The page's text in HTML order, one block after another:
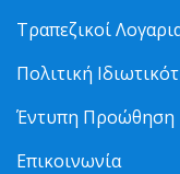
Τραπεζικοί
Πολιτική
Έντυπη Προώθηση
Επικοινωνία